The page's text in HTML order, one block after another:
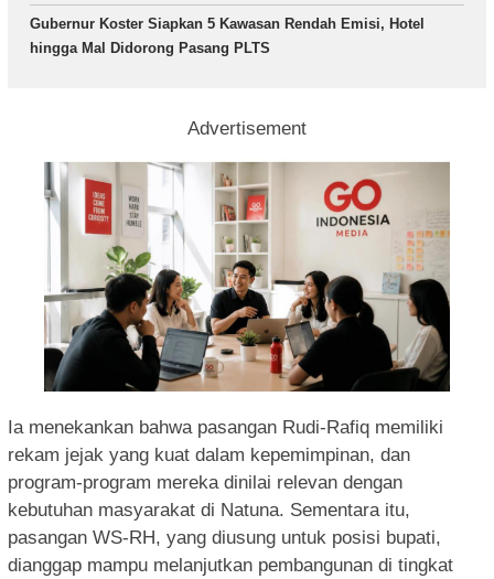
Gubernur Koster Siapkan 5 Kawasan Rendah Emisi, Hotel
hingga Mal Didorong Pasang PLTS
Advertisement
Ia menekankan bahwa pasangan Rudi-Rafiq memiliki
rekam jejak yang kuat dalam kepemimpinan, dan
program-program mereka dinilai relevan dengan
kebutuhan masyarakat di Natuna. Sementara itu,
pasangan WS-RH, yang diusung untuk posisi bupati,
dianggap mampu melanjutkan pembangunan di tingkat